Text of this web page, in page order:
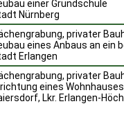
einer Grundschule
Nürnberg
privater
eines Anbaus an ein
Erlangen
privater
eines
Lkr. Erlangen-